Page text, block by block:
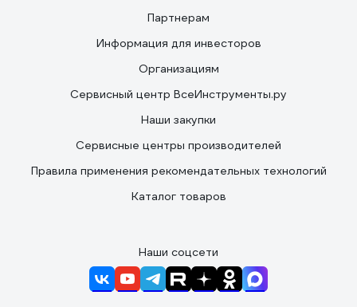
Партнерам
Информация для инвесторов
Организациям
Сервисный центр ВсеИнструменты.ру
Наши закупки
Сервисные центры производителей
Правила применения рекомендательных технологий
Каталог товаров
Наши соцсети